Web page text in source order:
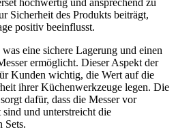
Sicherheit des Produkts beiträgt,
positiv beeinflusst.
eine sichere Lagerung und einen
ermöglicht. Dieser Aspekt der
Kunden wichtig, die Wert auf die
ihrer Küchenwerkzeuge legen. Die
dafür, dass die Messer vor
und unterstreicht die
Sets.